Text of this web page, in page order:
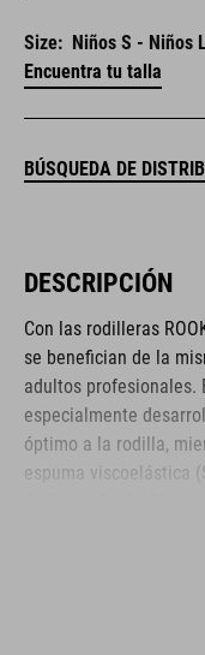
Size: Niños S - Niños
Encuentra tu talla
BÚSQUEDA DE
DESCRIPCIÓN
Con las rodilleras
se benefician de la
adultos profesionales.
especialmente
óptimo a la rodilla,
espuma viscoelástica
adicionales protegen
una mayor seguridad